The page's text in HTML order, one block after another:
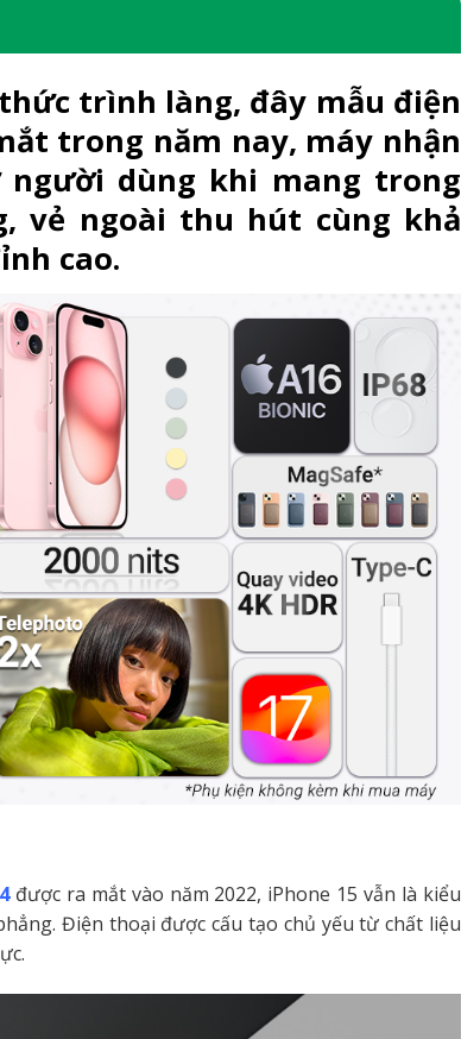
trình làng, đây mẫu điện
trong năm nay, máy nhận
dùng khi mang trong
vẻ ngoài thu hút cùng khả
cao.
được ra mắt vào năm 2022, iPhone 15 vẫn là kiểu
Điện thoại được cấu tạo chủ yếu từ chất liệu